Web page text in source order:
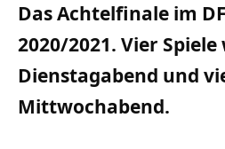
Das Achtelfinale im
2020/2021. Vier
Dienstagabend und
Mittwochabend.